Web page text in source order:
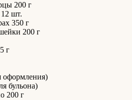
200 г
шт.
350 г
200 г
г
оформления)
бульона)
200 г